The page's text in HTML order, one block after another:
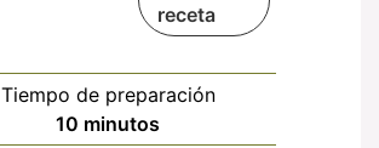
receta
Tiempo de preparación
10 minutos
minutos